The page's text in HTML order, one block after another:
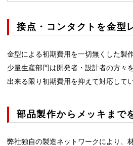
接点・コンタクトを金型
金型による初期費用を一切無くした製
少量生産部門は開発者・設計者の方々
出来る限り初期費用を抑えて対応して
部品製作からメッキまで
弊社独自の製造ネットワークにより、